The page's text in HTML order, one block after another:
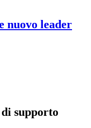
nuovo leader
di supporto